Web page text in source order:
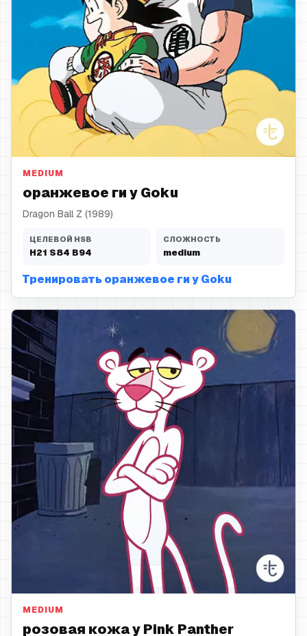
оранжевое ги
MEDIUM
оранжевое ги у Goku
Dragon Ball Z (1989)
ЦЕЛЕВОЙ HSB
H21 S84 B94
СЛОЖНОСТЬ
medium
Тренировать оранжевое ги у Goku
MEDIUM
розовая кожа у Pink Panther